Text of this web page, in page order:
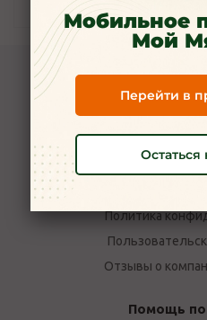
О
Политика
Отзывы о
Помощь
Мобильное
Мой
Перейти в
Остаться